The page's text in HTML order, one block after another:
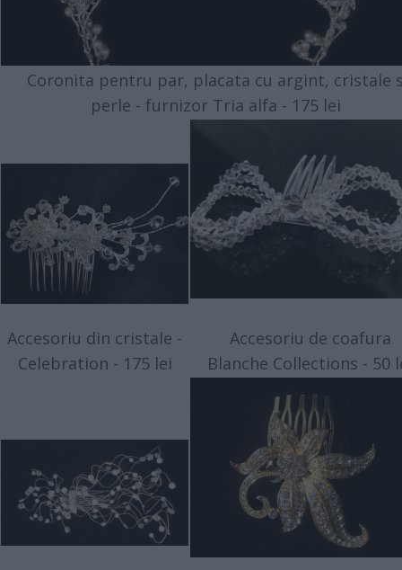
Coronita pentru par, placata cu argint, cristale
perle - furnizor Tria alfa - 175 lei
Accesoriu din cristale -
Celebration - 175 lei
Accesoriu de coafura
Blanche Collections - 50